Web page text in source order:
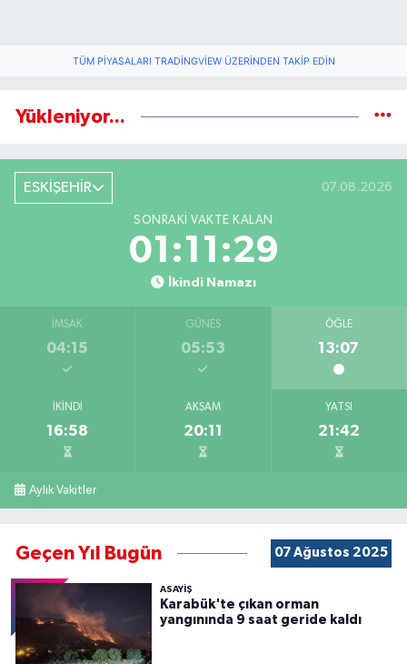
TÜM PIYASALARI TRADINGVIEW ÜZERINDEN TAKIP EDIN
Yükleniyor...
ESKİŞEHİR 07.08.2026
SONRAKI VAKTE KALAN
01:11:29
İkindi Namazı
İMSAK
04:15
GÜNEŞ
05:53
ÖĞLE
13:07
İKINDI
16:58
AKŞAM
20:11
YATSI
21:42
Aylık Vakitler
Geçen Yıl Bugün 07 Ağustos 2025
ASAYİŞ
Karabük'te çıkan orman
yangınında 9 saat geride kaldı